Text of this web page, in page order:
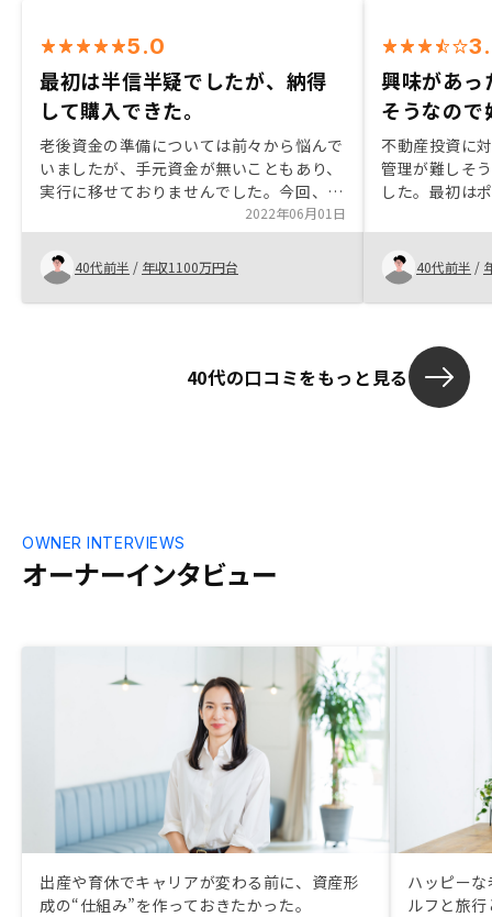
5.0
最初は半信半疑でしたが、納得
して購入できた。
老後資金の準備については前々から悩んで
いましたが、手元資金が無いこともあり、
実行に移せておりませんでした。今回、
RENOSYを紹介され、はじめて、不動産投
資について勉強し、自己資金が少なくても
信用ローンという方法ではじることが出来
ることを知り、納得してはじめることが出
来ました。友人等に紹介する際のツールを
2022年06月01日
40代前半 / 年収1100万円台
興味があっ
そうなので
不動産投資に
管理が難しそ
した。最初は
クが少なそう
来の安定に繋
を合わせて節
た。
40代前半 /
40代の口コミをもっと見る
オーナーインタビュー
OWNER INTERVIEWS
出産や育休でキャリアが変わる前に、資産形
成の“仕組み”を作っておきたかった。
ハッピー
ルフと旅